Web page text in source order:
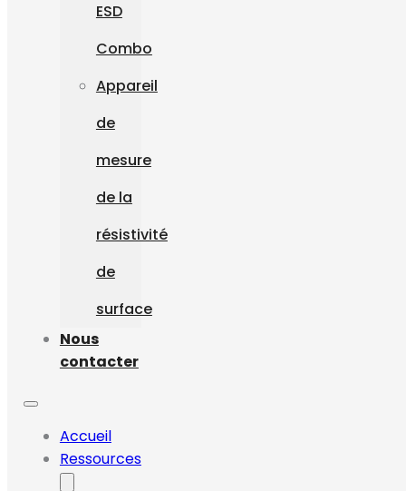
ESD
Combo
Appareil
de
mesure
de la
résistivité
de
surface
Nous
contacter
Accueil
Ressources